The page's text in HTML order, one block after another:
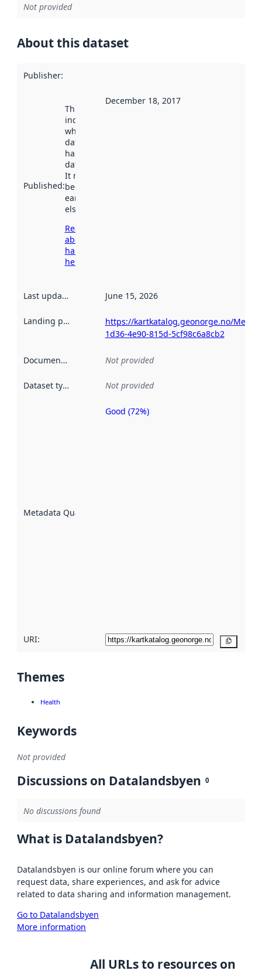
Not provided
About this dataset
Publisher:
Published:
This date
indicates
when the
dataset was
harvested by
data.norge.no.
It may have
been available
earlier
elsewhere.
Read more
about
harvesting
here
December 18, 2017
Last updated June 15, 2026
Landing page
https://kartkatalog.geonorge.no/
1d36-4e90-815d-5cf98c6a8cb2
Documentation Not provided
Dataset type Not provided
Metadata Quality
Metadata
Good (72%)
URI:
Themes
Health
Keywords
Not provided
Discussions on Datalandsbyen 0
No discussions found
What is Datalandsbyen?
Datalandsbyen is our online forum where you can
request data, share experiences, and ask for advice
related to data sharing and information management.
Go to Datalandsbyen
More information
All URLs to resources on